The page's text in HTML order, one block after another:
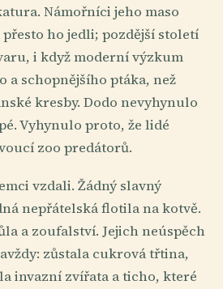
Námořníci jeho maso
ho jedli; pozdější století
i když moderní výzkum
a schopnějšího ptáka, než
kresby. Dodo nevyhynulo
Vyhynulo proto, že lidé
zoo predátorů.
vzdali. Žádný slavný
nepřátelská flotila na kotvě.
a zoufalství. Jejich neúspěch
zůstala cukrová třtina,
invazní zvířata a ticho, které